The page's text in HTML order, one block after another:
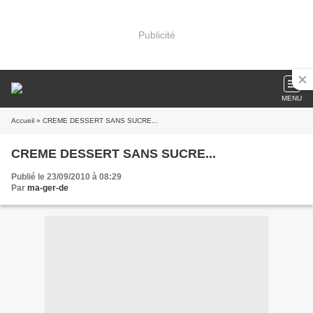
Publicité
MENU
Accueil » CREME DESSERT SANS SUCRE...
CREME DESSERT SANS SUCRE...
Publié le 23/09/2010 à 08:29
Par ma-ger-de